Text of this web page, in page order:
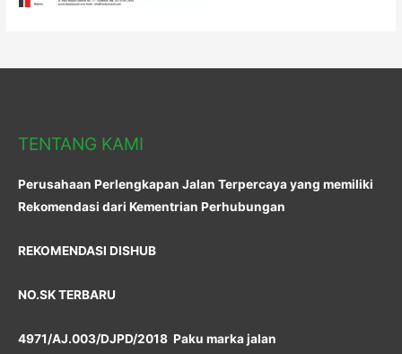
TENTANG KAMI
Perusahaan Perlengkapan Jalan Terpercaya yang memiliki
Rekomendasi dari Kementrian Perhubungan
REKOMENDASI DISHUB
NO.SK TERBARU
4971/AJ.003/DJPD/2018 Paku marka jalan